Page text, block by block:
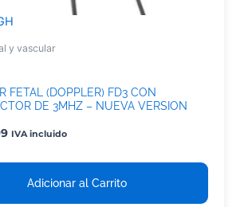
y vascular
FETAL (DOPPLER) FD3 CON
DE 3MHZ – NUEVA VERSION
IVA incluido
Adicionar al Carrito